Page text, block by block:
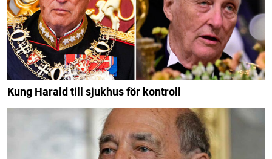
Kung Harald till sjukhus för kontroll